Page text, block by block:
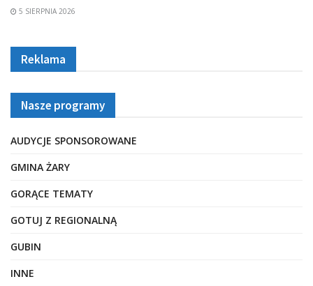
5 SIERPNIA 2026
Reklama
Nasze programy
AUDYCJE SPONSOROWANE
GMINA ŻARY
GORĄCE TEMATY
GOTUJ Z REGIONALNĄ
GUBIN
INNE